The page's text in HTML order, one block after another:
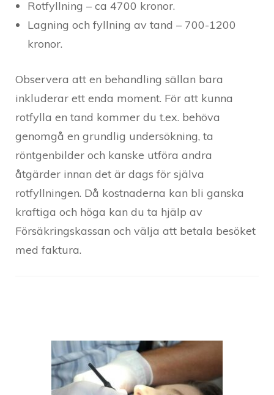
Rotfyllning – ca 4700 kronor.
Lagning och fyllning av tand – 700-1200
kronor.
Observera att en behandling sällan bara
inkluderar ett enda moment. För att kunna
rotfylla en tand kommer du t.ex. behöva
genomgå en grundlig undersökning, ta
röntgenbilder och kanske utföra andra
åtgärder innan det är dags för själva
rotfyllningen. Då kostnaderna kan bli ganska
kraftiga och höga kan du ta hjälp av
Försäkringskassan och välja att betala besöket
med faktura.